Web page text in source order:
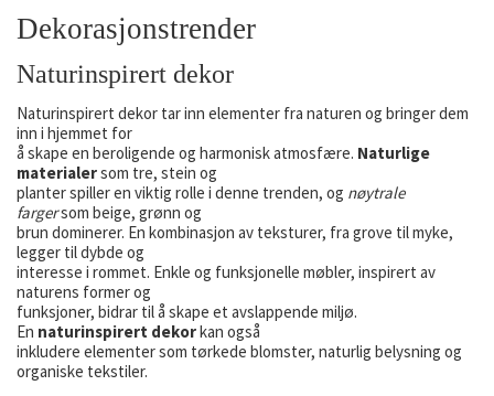
Dekorasjonstrender
Naturinspirert dekor
Naturinspirert dekor tar inn elementer fra naturen og bringer dem
inn i hjemmet for
å skape en beroligende og harmonisk atmosfære. Naturlige
materialersom tre, stein og
planter spiller en viktig rolle i denne trenden, og nøytrale
fargersom beige, grønn og
brun dominerer. En kombinasjon av teksturer, fra grove til myke,
legger til dybde og
interesse i rommet. Enkle og funksjonelle møbler, inspirert av
naturens former og
funksjoner, bidrar til å skape et avslappende miljø.
En naturinspirert dekorkan også
inkludere elementer som tørkede blomster, naturlig belysning og
organiske tekstiler.